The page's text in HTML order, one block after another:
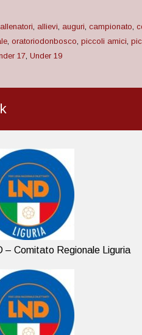
allenatori, allievi, auguri, campionato,
, oratoriodonbosco, piccoli amici,
17, Under 19
– Comitato Regionale Liguria